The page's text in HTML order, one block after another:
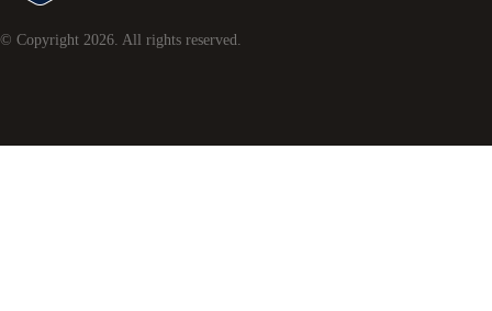
© Copyright 2026. All rights reserved.